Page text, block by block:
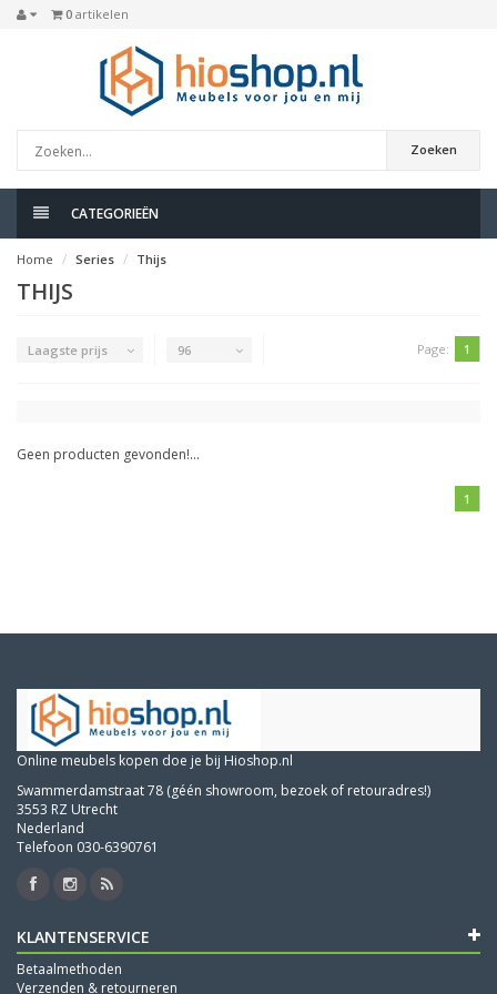
0 artikelen
Zoeken
CATEGORIEËN
Home Series Thijs
THIJS
Laagste prijs 96 Page: 1
Geen producten gevonden!...
1
Online meubels kopen doe je bij Hioshop.nl
Swammerdamstraat 78 (géén showroom, bezoek of retouradres!)
3553 RZ Utrecht
Nederland
Telefoon 030-6390761
KLANTENSERVICE
Betaalmethoden
Verzenden & retourneren